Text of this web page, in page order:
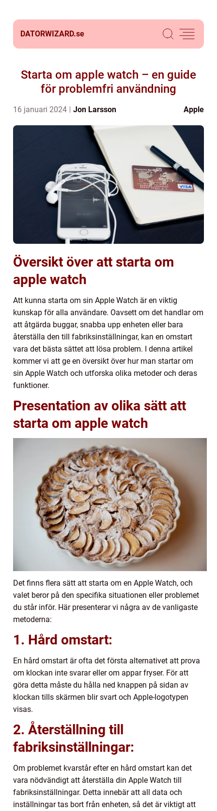
DATORWIZARD.se
Starta om apple watch – en guide
för problemfri användning
16 januari 2024 Jon Larsson Apple
Översikt över att starta om
apple watch
Att kunna starta om sin Apple Watch är en viktig
kunskap för alla användare. Oavsett om det handlar om
att åtgärda buggar, snabba upp enheten eller bara
återställa den till fabriksinställningar, kan en omstart
vara det bästa sättet att lösa problem. I denna artikel
kommer vi att ge en översikt över hur man startar om
sin Apple Watch och utforska olika metoder och deras
funktioner.
Presentation av olika sätt att
starta om apple watch
Det finns flera sätt att starta om en Apple Watch, och
valet beror på den specifika situationen eller problemet
du står inför. Här presenterar vi några av de vanligaste
metoderna:
1. Hård omstart:
En hård omstart är ofta det första alternativet att prova
om klockan inte svarar eller om appar fryser. För att
göra detta måste du hålla ned knappen på sidan av
klockan tills skärmen blir svart och Apple-logotypen
visas.
2. Återställning till
fabriksinställningar:
Om problemet kvarstår efter en hård omstart kan det
vara nödvändigt att återställa din Apple Watch till
fabriksinställningar. Detta innebär att all data och
inställningar tas bort från enheten, så det är viktigt att